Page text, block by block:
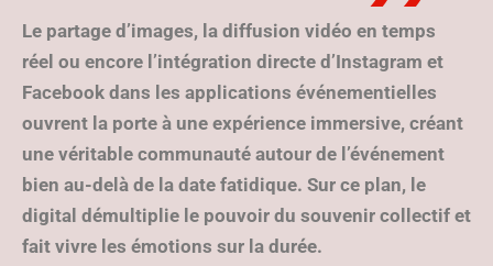
Le partage d’images, la diffusion vidéo en temps
réel ou encore l’intégration directe d’Instagram et
Facebook dans les applications événementielles
ouvrent la porte à une expérience immersive, créant
une véritable communauté autour de l’événement
bien au-delà de la date fatidique. Sur ce plan, le
digital démultiplie le pouvoir du souvenir collectif et
fait vivre les émotions sur la durée.